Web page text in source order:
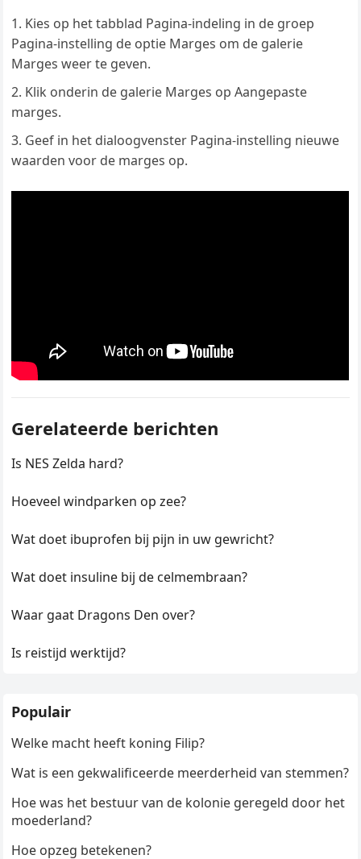
Kies op het tabblad Pagina-indeling in de groep
Pagina-instelling de optie Marges om de galerie
Marges weer te geven.
Klik onderin de galerie Marges op Aangepaste
marges.
Geef in het dialoogvenster Pagina-instelling nieuwe
waarden voor de marges op.
Gerelateerde berichten
Is NES Zelda hard?
Hoeveel windparken op zee?
Wat doet ibuprofen bij pijn in uw gewricht?
Wat doet insuline bij de celmembraan?
Waar gaat Dragons Den over?
Is reistijd werktijd?
Populair
Welke macht heeft koning Filip?
Wat is een gekwalificeerde meerderheid van stemmen?
Hoe was het bestuur van de kolonie geregeld door het
moederland?
Hoe opzeg betekenen?